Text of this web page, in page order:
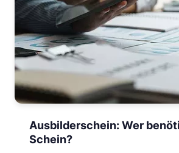
Ausbilderschein: Wer
Schein?